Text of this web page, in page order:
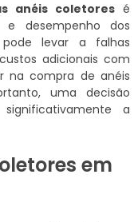
anéis coletoresé
e desempenho dos
pode levar a falhas
adicionais com
na compra de anéis
uma decisão
a
em